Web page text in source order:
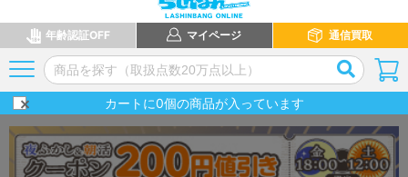
年齢認証OFF マイページ 通信買取
カートに0個の商品が入っています